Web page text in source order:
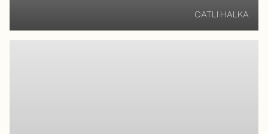
CATLI HALKA